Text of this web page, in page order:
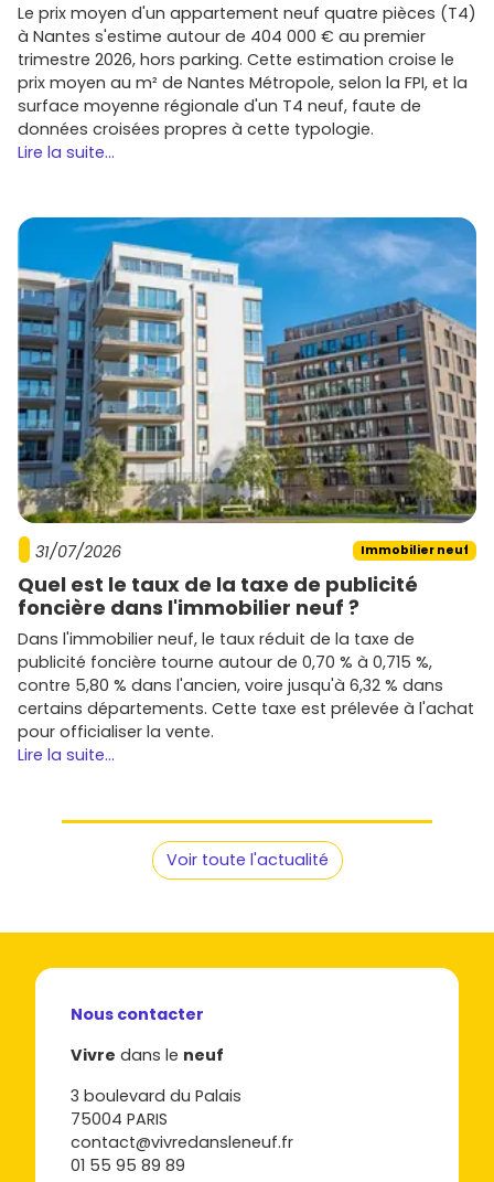
Le prix moyen d'un appartement neuf quatre pièces (T4)
à Nantes s'estime autour de 404 000 € au premier
trimestre 2026, hors parking. Cette estimation croise le
prix moyen au m² de Nantes Métropole, selon la FPI, et la
surface moyenne régionale d'un T4 neuf, faute de
données croisées propres à cette typologie.
Lire la suite...
31/07/2026 Immobilier neuf
Quel est le taux de la taxe de publicité
foncière dans l'immobilier neuf ?
Dans l'immobilier neuf, le taux réduit de la taxe de
publicité foncière tourne autour de 0,70 % à 0,715 %,
contre 5,80 % dans l'ancien, voire jusqu'à 6,32 % dans
certains départements. Cette taxe est prélevée à l'achat
pour officialiser la vente.
Lire la suite...
Voir toute l'actualité
Nous contacter
Vivre dans le neuf
3 boulevard du Palais
75004 PARIS
contact@vivredansleneuf.fr
01 55 95 89 89